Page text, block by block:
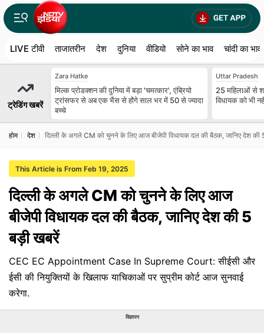
LIVE टीवी ताजातरीन देश दुनिया वीडियो सोने का भाव चांदी का भाव
ट्रेडिंग खबरें
Zara Hatke
मिल्क प्रोडक्शन की दुनिया में बड़ा 'चमत्कार', एंब्रियो
ट्रांसफर से अब एक भैंस से होंगे साल भर में 50 से ज्यादा
बच्चे
Uttar Pradesh
25 मह‍िलाओं से
व‍िधायक को भी
होम देश दिल्ली के अगले CM को चुनने के लिए आज बीजेपी विधायक दल की बैठक, जानिए देश की
This Article is From Feb 19, 2025
दिल्ली के अगले CM को चुनने के लिए आज
बीजेपी विधायक दल की बैठक, जानिए देश की 5
बड़ी खबरें
CEC EC Appointment Case In Supreme Court: सीईसी और
ईसी की नियुक्तियों के खिलाफ याचिकाओं पर सुप्रीम कोर्ट आज सुनवाई
करेगा.
विज्ञापन